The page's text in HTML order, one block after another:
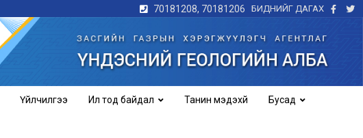
70181208, 70181206 БИДНИЙГ ДАГАХ
Үйлчилгээ Ил тод байдал Танин мэдэхүй Бусад